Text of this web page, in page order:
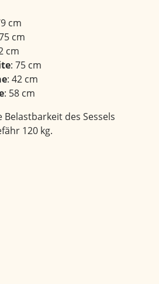
cm
cm
cm
: 75 cm
: 42 cm
: 58 cm
Belastbarkeit des Sessels
120 kg.